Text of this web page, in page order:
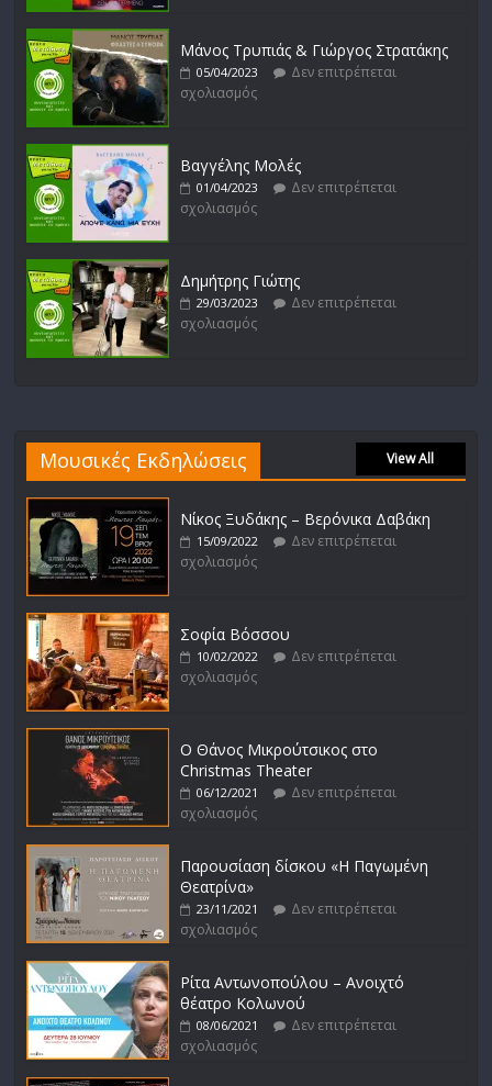
Μάνος Τρυπιάς & Γιώργος Στρατάκης
05/04/2023
Δεν επιτρέπεται
σχολιασμός
Βαγγέλης Μολές
01/04/2023
Δεν επιτρέπεται
σχολιασμός
Δημήτρης Γιώτης
29/03/2023
Δεν επιτρέπεται
σχολιασμός
Μουσικές Εκδηλώσεις View All
Νίκος Ξυδάκης – Βερόνικα Δαβάκη
15/09/2022
Δεν επιτρέπεται
σχολιασμός
Σοφία Βόσσου
10/02/2022
Δεν επιτρέπεται
σχολιασμός
Ο Θάνος Μικρούτσικος στο
Christmas Theater
06/12/2021
Δεν επιτρέπεται
σχολιασμός
Παρουσίαση δίσκου «Η Παγωμένη
Θεατρίνα»
23/11/2021
Δεν επιτρέπεται
σχολιασμός
Ρίτα Αντωνοπούλου – Ανοιχτό
θέατρο Κολωνού
08/06/2021
Δεν επιτρέπεται
σχολιασμός